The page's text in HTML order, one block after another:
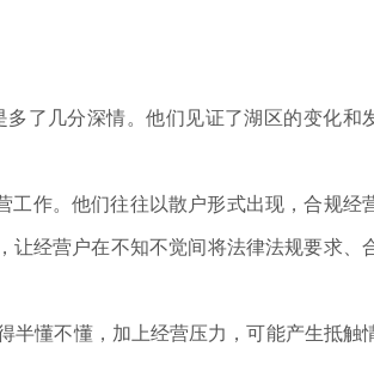
了几分深情。他们见证了湖区的变化和
作。他们往往以散户形式出现，合规经
让经营户在不知不觉间将法律法规要求、
懂不懂，加上经营压力，可能产生抵触